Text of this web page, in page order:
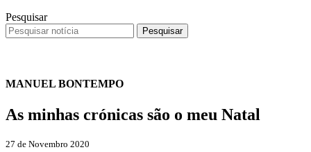
Pesquisar
Pesquisar
MANUEL BONTEMPO
As minhas crónicas são o meu Natal
27 de Novembro 2020